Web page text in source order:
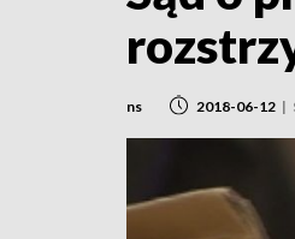
ns 2018-06-12 |